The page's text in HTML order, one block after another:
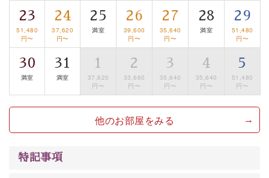
以上が基本プランの内容です。
神秘なる諏訪湖に心癒される時間をお過ごしいただけま
したら幸いです。
23
51,480
円〜
24
37,620
円〜
25
満室
26
39,600
円〜
27
35,640
円〜
28
満室
29
51,480
円〜
30
満室
31
満室
1
37,620
円〜
2
33,660
円〜
3
35,640
円〜
4
35,640
円〜
5
51,480
円〜
他のお部屋をみる
特記事項